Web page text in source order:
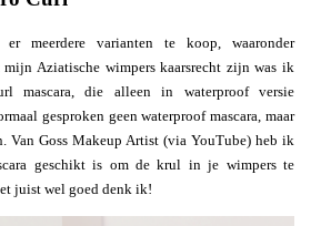
er meerdere varianten te koop, waaronder
mijn Aziatische wimpers kaarsrecht zijn was ik
mascara, die alleen in waterproof versie
gesproken geen waterproof mascara, maar
Van Goss Makeup Artist (via YouTube) heb ik
geschikt is om de krul in je wimpers te
juist wel goed denk ik!